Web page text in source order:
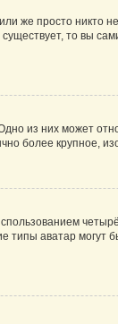
же просто
существует, то
из них может
более крупное,
типы аватар